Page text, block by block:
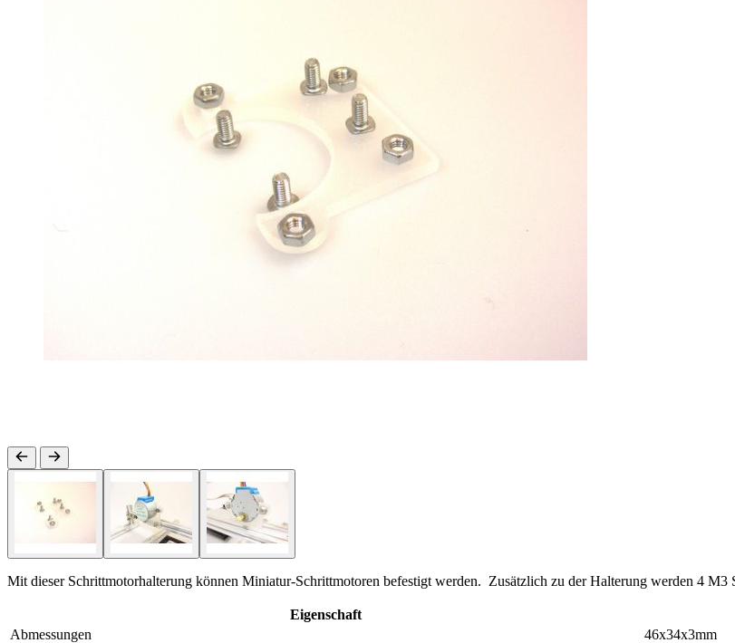
Mit dieser Schrittmotorhalterung können Miniatur-Schrittmotoren befestigt werden. Zusätzlich zu der Halterung werden 4 M3
Eigenschaft
Abmessungen
46x34x3mm